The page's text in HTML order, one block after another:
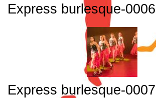
Express burlesque-0006
Express burlesque-0007